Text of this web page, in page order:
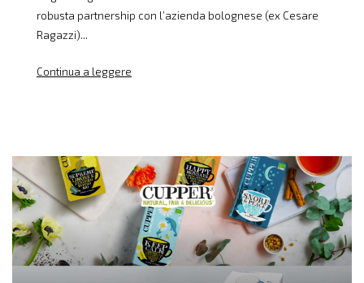
robusta partnership con l’azienda bolognese (ex Cesare
Ragazzi)...
Continua a leggere